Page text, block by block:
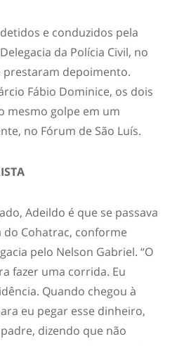
e conduzidos pela
da Polícia Civil, no
depoimento.
Fábio Dominice, os dois
mesmo golpe em um
no Fórum de São Luís.
Adeildo é que se passava
Cohatrac, conforme
pelo Nelson Gabriel. “O
fazer uma corrida. Eu
Quando chegou à
eu pegar esse dinheiro,
dizendo que não